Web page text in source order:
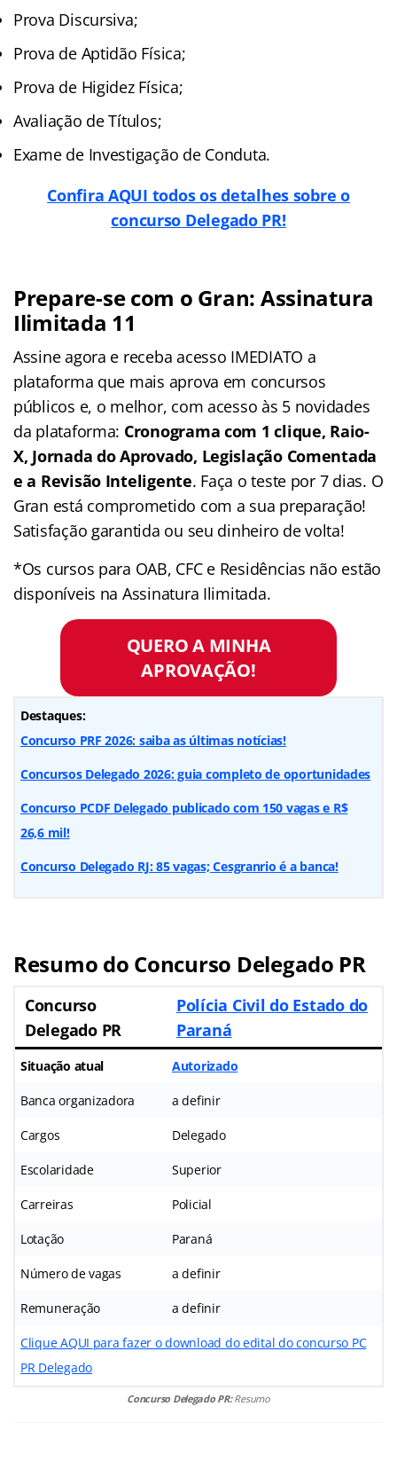
Prova Discursiva;
Prova de Aptidão Física;
Prova de Higidez Física;
Avaliação de Títulos;
Exame de Investigação de Conduta.
Confira AQUI todos os detalhes sobre o
concurso Delegado PR!
Prepare-se com o Gran: Assinatura
Ilimitada 11
Assine agora e receba acesso IMEDIATO a
plataforma que mais aprova em concursos
públicos e, o melhor, com acesso às 5 novidades
da plataforma: Cronograma com 1 clique, Raio-
X, Jornada do Aprovado, Legislação Comentada
e a Revisão Inteligente. Faça o teste por 7 dias. O
Gran está comprometido com a sua preparação!
Satisfação garantida ou seu dinheiro de volta!
*Os cursos para OAB, CFC e Residências não estão
disponíveis na Assinatura Ilimitada.
QUERO A MINHA
APROVAÇÃO!
Destaques:
Concurso PRF 2026: saiba as últimas notícias!
Concursos Delegado 2026: guia completo de oportunidades
Concurso PCDF Delegado publicado com 150 vagas e R$
26,6 mil!
Concurso Delegado RJ: 85 vagas; Cesgranrio é a banca!
Resumo do Concurso Delegado PR
Concurso
Delegado PR
Polícia Civil do Estado do
Paraná
Situação atual Autorizado
Banca organizadora a definir
Cargos Delegado
Escolaridade Superior
Carreiras Policial
Lotação Paraná
Número de vagas a definir
Remuneração a definir
Clique AQUI para fazer o download do edital do concurso PC
PR Delegado
Concurso Delegado PR:Resumo